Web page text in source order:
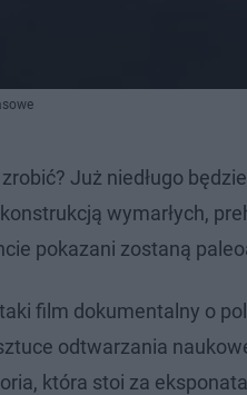
Już niedługo
wymarłych,
pokazani zostaną
film dokumentalny o
odtwarzania
która stoi za